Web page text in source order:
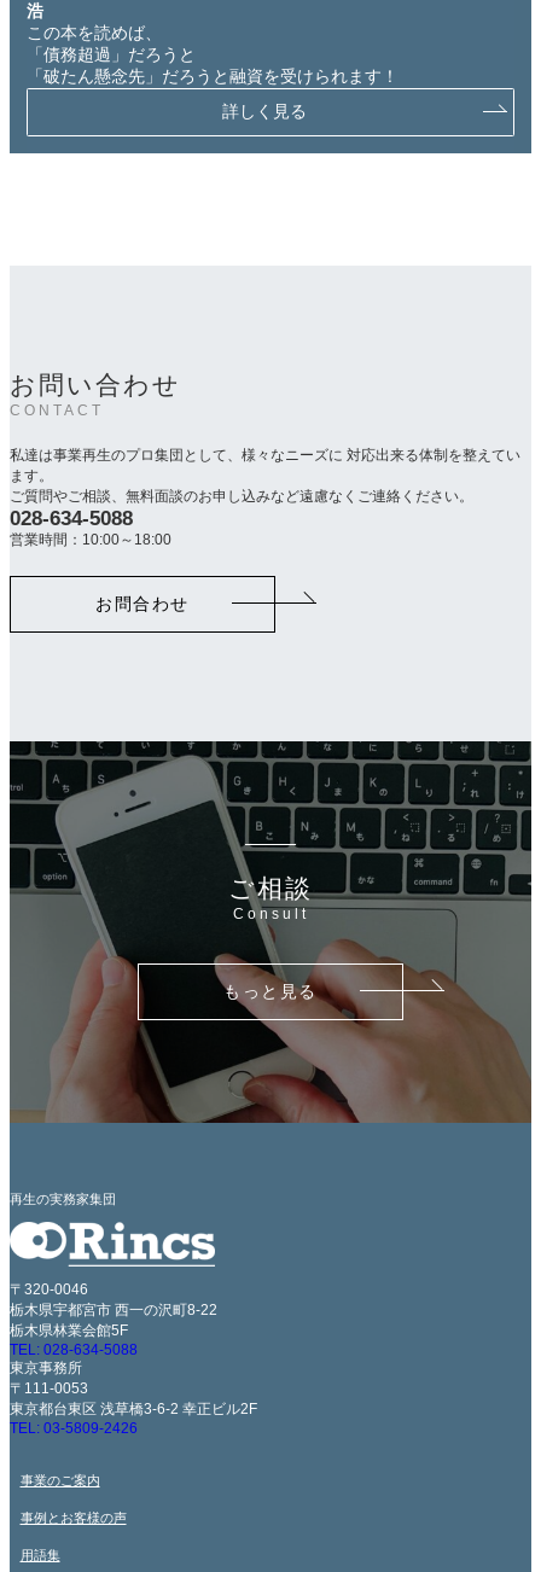
浩
この本を読めば、
「債務超過」だろうと
「破たん懸念先」だろうと融資を受けられます！
詳しく見る
お問い合わせ
CONTACT
私達は事業再生のプロ集団として、様々なニーズに 対応出来る体制を整えてい
ます。
ご質問やご相談、無料面談のお申し込みなど遠慮なくご連絡ください。
カ
ラ
ク
028-634-5088
営業時間：10:00～18:00
お問合わせ
ご相談
Consult
もっと見る
再生の実務家集団
〒320-0046
栃木県宇都宮市 西一の沢町8-22
栃木県林業会館5F
TEL: 028-634-5088
東京事務所
〒111-0053
東京都台東区 浅草橋3-6-2 幸正ビル2F
TEL: 03-5809-2426
事業のご案内
事例とお客様の声
用語集